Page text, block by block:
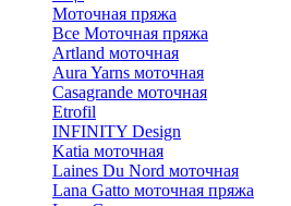
Моточная пряжа
Все Моточная пряжа
Artland моточная
Aura Yarns моточная
Casagrande моточная
Etrofil
INFINITY Design
Katia моточная
Laines Du Nord моточная
Lana Gatto моточная пряжа